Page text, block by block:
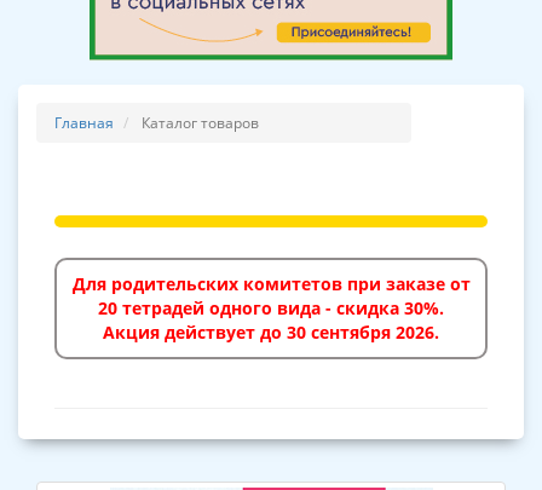
Главная Каталог товаров
Для родительских комитетов при заказе от
20 тетрадей одного вида - скидка 30%.
Акция действует до 30 сентября 2026.